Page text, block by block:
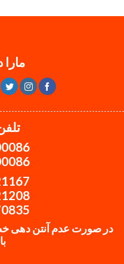
مارا
در صورت عدم آنتن دهی